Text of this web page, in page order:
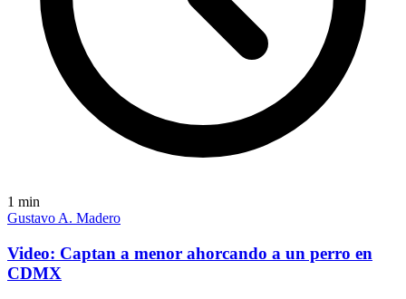
1 min
Gustavo A. Madero
Video: Captan a menor ahorcando a un perro en
CDMX